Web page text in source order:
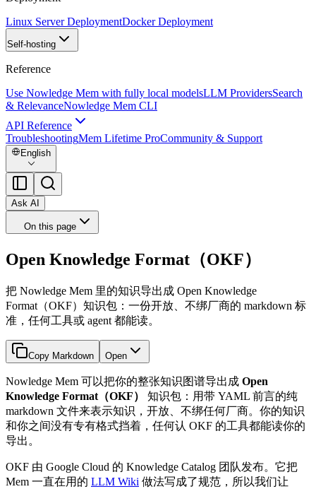
Linux Server DeploymentDocker Deployment
Self-hosting
Reference
Use Nowledge Mem with fully local modelsLLM ProvidersSearch
& RelevanceNowledge Mem CLI
API Reference
TroubleshootingMem Lifetime ProCommunity & Support
English
Ask AI
On this page
Open Knowledge Format（OKF）
把 Nowledge Mem 里的知识导出成 Open Knowledge
Format（OKF）知识包：一份开放、不绑厂商的 markdown 标
准，任何工具或 agent 都能读。
Copy Markdown Open
Nowledge Mem 可以把你的整张知识图谱导出成 Open
Knowledge Format（OKF）
知识包：用带 YAML 前言的纯
markdown 文件来表示知识，开放、不绑任何厂商。你的知识
和你之间没有专有格式挡着，任何认 OKF 的工具都能读你的
导出。
OKF 由 Google Cloud 的 Knowledge Catalog 团队发布。它把
Mem 一直在用的 LLM Wiki 做法写成了规范，所以我们让